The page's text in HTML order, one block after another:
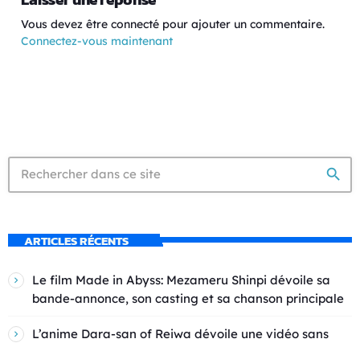
Vous devez être connecté pour ajouter un commentaire.
Connectez-vous maintenant
search
ARTICLES RÉCENTS
Le film Made in Abyss: Mezameru Shinpi dévoile sa
bande-annonce, son casting et sa chanson principale
L’anime Dara-san of Reiwa dévoile une vidéo sans